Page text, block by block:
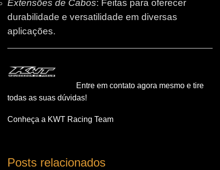
Extensões de Cabos: Feitas para oferecer
durabilidade e versatilidade em diversas
aplicações.
Entre em contato agora mesmo e tire
todas as suas dúvidas!
Conheça a KWT Racing Team
Posts relacionados